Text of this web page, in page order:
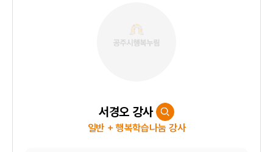
서경오 강사
일반 + 행복학습나눔 강사